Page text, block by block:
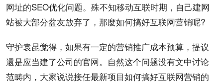
网址的SEO优化问题。殊不知移动互联时期 ，自己建网
站被大部分盆友放弃了，那麼如何搞好互联网营销呢?
守护袁昆觉得，如果有一定的营销推广成本预算，提议
還是应当建了公司的官网。自然这个问题没有文中讨论
范畴内，大家说说接任最新项目如何搞好互联网营销的